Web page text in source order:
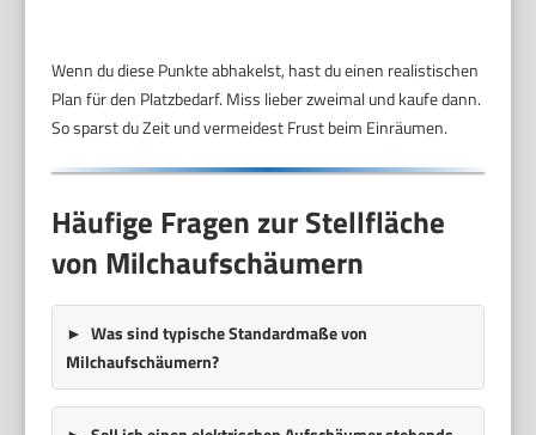
Wenn du diese Punkte abhakelst, hast du einen realistischen
Plan für den Platzbedarf. Miss lieber zweimal und kaufe dann.
So sparst du Zeit und vermeidest Frust beim Einräumen.
Häufige Fragen zur Stellfläche
von Milchaufschäumern
Was sind typische Standardmaße von
Milchaufschäumern?